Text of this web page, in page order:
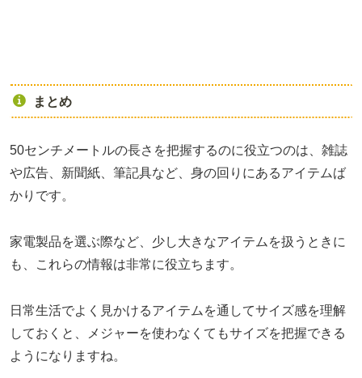
まとめ
50センチメートルの長さを把握するのに役立つのは、雑誌
や広告、新聞紙、筆記具など、身の回りにあるアイテムば
かりです。
家電製品を選ぶ際など、少し大きなアイテムを扱うときに
も、これらの情報は非常に役立ちます。
日常生活でよく見かけるアイテムを通してサイズ感を理解
しておくと、メジャーを使わなくてもサイズを把握できる
ようになりますね。